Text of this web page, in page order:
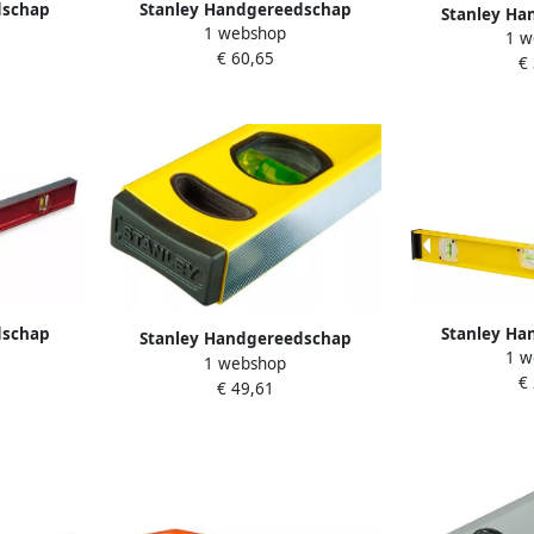
Stanley Handgereedschap
Waterpas Antichoc | 500mm
TMLH 2L 1-42-252
1 webshop
€ 60,65
Stanley
Waterpas
1500mm
1
€
TMLH
Stanley Handgereedschap
Waterpas Stanley Classic |
2000mm STHT1-43109
1 webshop
€ 49,61
Stanley
Waterpas I-
180°
1
€